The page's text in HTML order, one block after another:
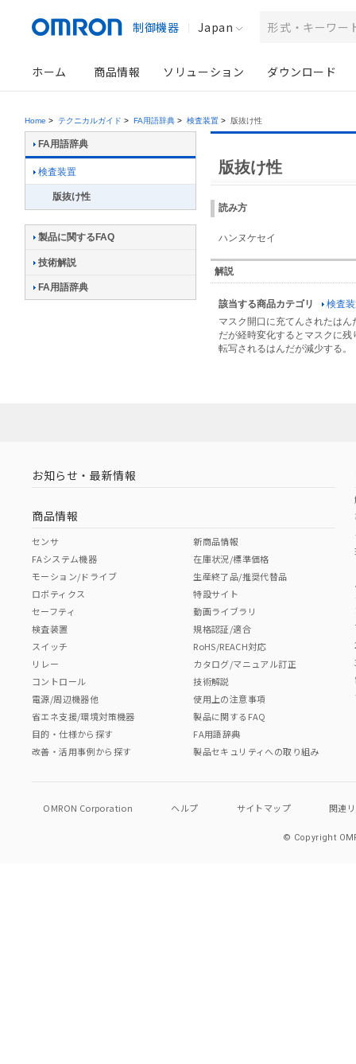
制御機器 Japan
ホーム 商品情報 ソリューション ダウンロード
Home > テクニカルガイド > FA用語辞典 > 検査装置 > 版抜け性
版抜け性
読み方
ハンヌケセイ
解説
該当する商品カテゴリ
検査
マスク開口に充てんされたは
だが経時変化するとマスクに
転写されるはんだが減少する。
FA用語辞典
検査装置
版抜け性
製品に関するFAQ
技術解説
FA用語辞典
お知らせ・最新情報
商品情報
センサ
FAシステム機器
モーション/ドライブ
ロボティクス
セーフティ
検査装置
スイッチ
リレー
コントロール
電源/周辺機器他
省エネ支援/環境対策機器
目的・仕様から探す
改善・活用事例から探す
新商品情報
在庫状況/標準価格
生産終了品/推奨代替品
特設サイト
動画ライブラリ
規格認証/適合
RoHS/REACH対応
カタログ/マニュアル訂正
技術解説
使用上の注意事項
製品に関するFAQ
FA用語辞典
製品セキュリティへの取り組み
OMRON Corporation ヘルプ サイトマップ 関連
© Copyright